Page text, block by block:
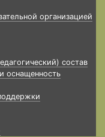
организацией
состав
оснащенность